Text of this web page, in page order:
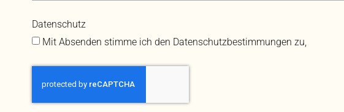
Datenschutz
Mit Absenden stimme ich den Datenschutzbestimmungen zu,